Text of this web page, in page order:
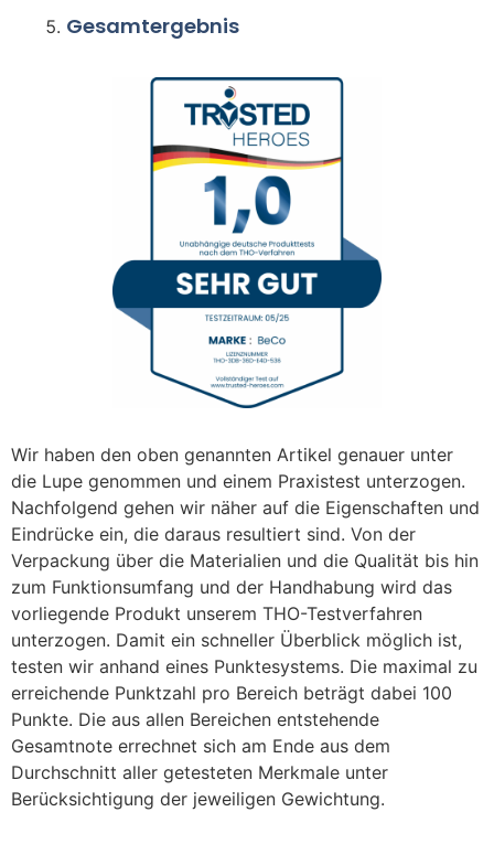
Gesamtergebnis
Wir haben den oben genannten Artikel genauer unter
die Lupe genommen und einem Praxistest unterzogen.
Nachfolgend gehen wir näher auf die Eigenschaften und
Eindrücke ein, die daraus resultiert sind. Von der
Verpackung über die Materialien und die Qualität bis hin
zum Funktionsumfang und der Handhabung wird das
vorliegende Produkt unserem THO-Testverfahren
unterzogen. Damit ein schneller Überblick möglich ist,
testen wir anhand eines Punktesystems. Die maximal zu
erreichende Punktzahl pro Bereich beträgt dabei 100
Punkte. Die aus allen Bereichen entstehende
Gesamtnote errechnet sich am Ende aus dem
Durchschnitt aller getesteten Merkmale unter
Berücksichtigung der jeweiligen Gewichtung.